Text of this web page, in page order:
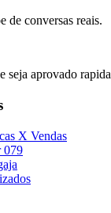
de conversas reais.
seja aprovado
X Vendas
079